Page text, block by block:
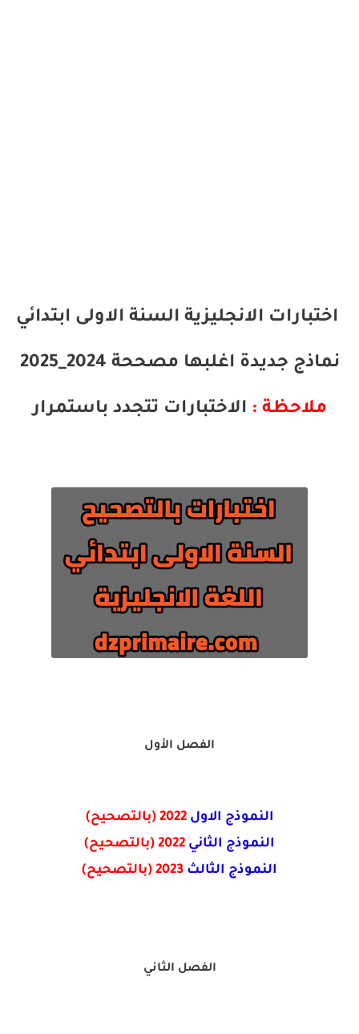
اختبارات الانجليزية السنة الاولى ابتدائي
نماذج جديدة اغلبها مصححة 2024_
2025
ملاحظة : الاختبارات تتجدد باستمرار
الفصل الأول
النموذج الاول 2022 (بالتصحيح)
النموذج الثاني 2022 (بالتصحيح)
النموذج الثالث 2023 (بالتصحيح)
الفصل الثاني